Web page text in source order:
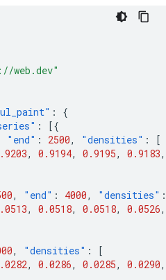
web.dev"
:
{
:
[{
"end" : 2500, "densities" :
[
, 0.9194, 0.9195, 0.9183,
, "end" : 4000, "densities" :
, 0.0518, 0.0518, 0.0526,
, "densities" :
[
, 0.0286, 0.0285, 0.0290,